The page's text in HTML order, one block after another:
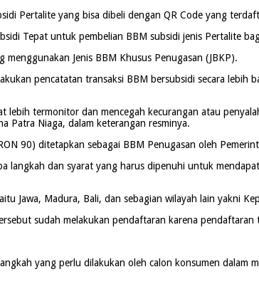
Pertalite yang bisa dibeli dengan QR Code yang
Tepat untuk pembelian BBM subsidi jenis Pertalite
Jenis BBM Khusus Penugasan (JBKP).
pencatatan transaksi BBM bersubsidi secara
lebih termonitor dan mencegah kecurangan atau
Patra Niaga, dalam keterangan resminya.
90) ditetapkan sebagai BBM Penugasan oleh
langkah dan syarat yang harus dipenuhi untuk
Jawa, Madura, Bali, dan sebagian wilayah lain yakni
sudah melakukan pendaftaran karena pendaftaran
yang perlu dilakukan oleh calon konsumen dalam